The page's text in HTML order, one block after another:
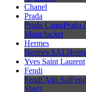
Chanel
Prada
Prada ÇantaPrada
Mont/Jacket
Hermes
Hermes ŞAL
Yves Saint Laurent
Fendi
Fendi Atkı Şal
Shirt)